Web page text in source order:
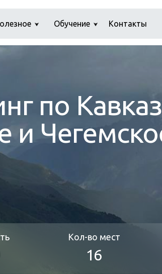
Обучение Контакты
Кол-во мест
16
по
и